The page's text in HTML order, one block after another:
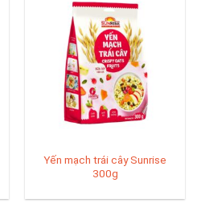
Yến mạch trái cây Sunrise
300g